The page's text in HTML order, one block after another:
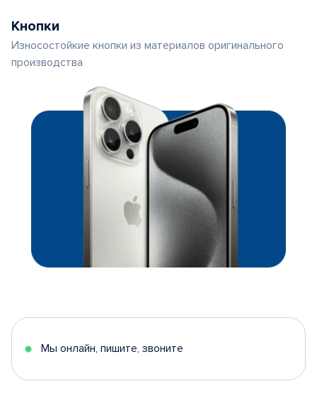
Кнопки
Износостойкие кнопки из материалов оригинального
производства
Мы онлайн, пишите, звоните